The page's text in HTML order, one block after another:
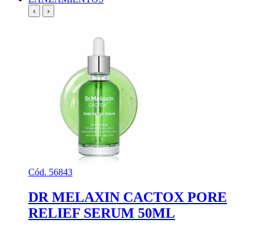
‹ ›
Cód. 56843
DR MELAXIN CACTOX PORE
RELIEF SERUM 50ML